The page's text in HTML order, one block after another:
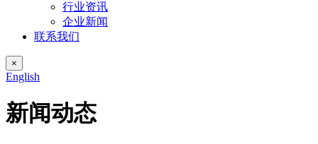
行业资讯
企业新闻
联系我们
×
English
新闻动态